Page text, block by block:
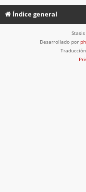
Índice general
Desarrollado por